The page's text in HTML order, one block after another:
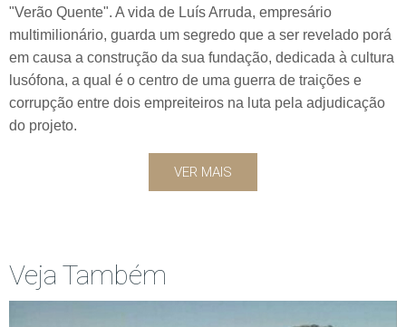
"Verão Quente". A vida de Luís Arruda, empresário
multimilionário, guarda um segredo que a ser revelado porá
em causa a construção da sua fundação, dedicada à cultura
lusófona, a qual é o centro de uma guerra de traições e
corrupção entre dois empreiteiros na luta pela adjudicação
do projeto.
VER MAIS
Veja Também